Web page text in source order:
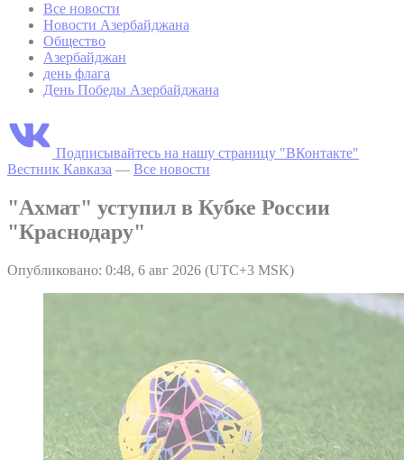
Все новости
Новости Азербайджана
Общество
Азербайджан
день флага
День Победы Азербайджана
Подписывайтесь на нашу страницу "ВКонтакте"
Вестник Кавказа — Все новости
"Ахмат" уступил в Кубке России
"Краснодару"
Опубликовано: 0:48, 6 авг 2026 (UTC+3 MSK)